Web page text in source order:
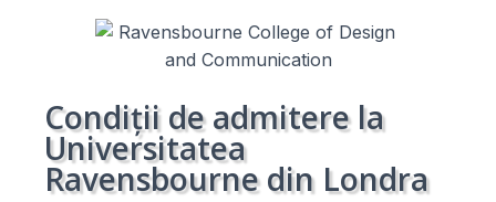
Condiții de admitere la
Universitatea
Ravensbourne din Londra